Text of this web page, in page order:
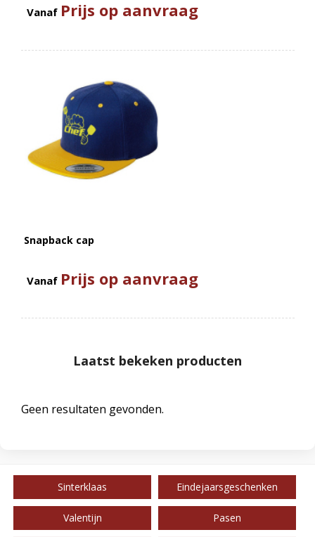
Vanaf Prijs op aanvraag
Snapback cap
Vanaf Prijs op aanvraag
Laatst bekeken producten
Geen resultaten gevonden.
Sinterklaas Eindejaarsgeschenken
Valentijn Pasen